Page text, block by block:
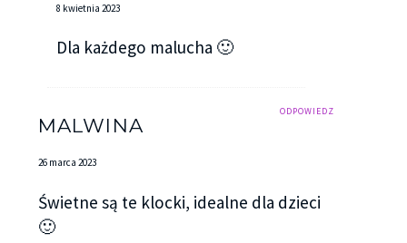
8 kwietnia 2023
Dla każdego malucha 🙂
ODPOWIEDZ
MALWINA
26 marca 2023
Świetne są te klocki, idealne dla dzieci
🙂